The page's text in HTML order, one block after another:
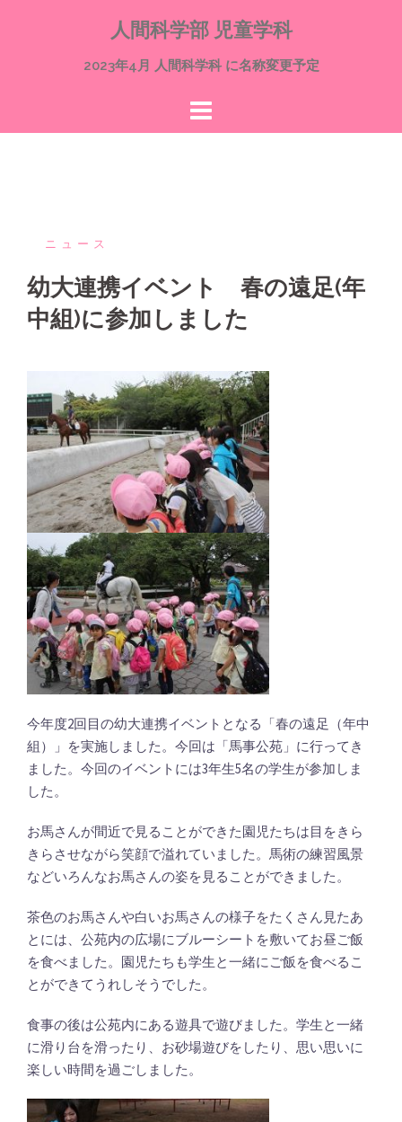
人間科学部 児童学科
2023年4月 人間科学科 に名称変更予定
ニュース
幼大連携イベント 春の遠足(年
中組)に参加しました
今年度2回目の幼大連携イベントとなる「春の遠足（年中
組）」を実施しました。今回は「馬事公苑」に行ってき
ました。今回のイベントには3年生5名の学生が参加しま
した。
お馬さんが間近で見ることができた園児たちは目をきら
きらさせながら笑顔で溢れていました。馬術の練習風景
などいろんなお馬さんの姿を見ることができました。
茶色のお馬さんや白いお馬さんの様子をたくさん見たあ
とには、公苑内の広場にブルーシートを敷いてお昼ご飯
を食べました。園児たちも学生と一緒にご飯を食べるこ
とができてうれしそうでした。
食事の後は公苑内にある遊具で遊びました。学生と一緒
に滑り台を滑ったり、お砂場遊びをしたり、思い思いに
楽しい時間を過ごしました。